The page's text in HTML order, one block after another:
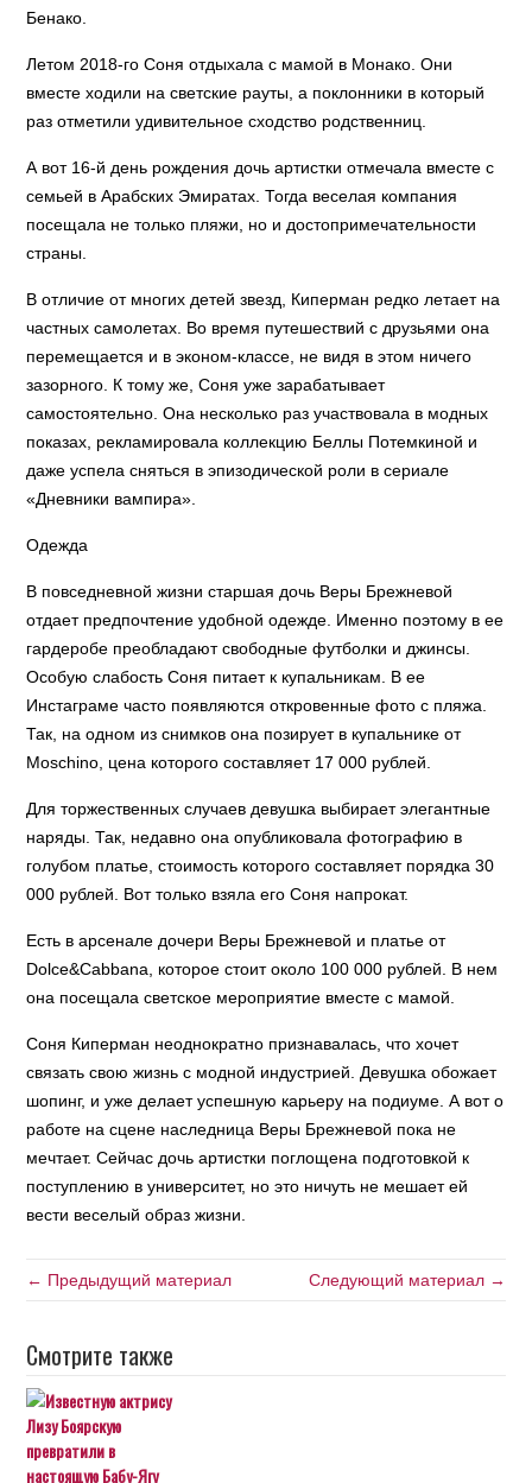
Бенако.
Летом 2018-го Соня отдыхала с мамой в Монако. Они
вместе ходили на светские рауты, а поклонники в который
раз отметили удивительное сходство родственниц.
А вот 16-й день рождения дочь артистки отмечала вместе с
семьей в Арабских Эмиратах. Тогда веселая компания
посещала не только пляжи, но и достопримечательности
страны.
В отличие от многих детей звезд, Киперман редко летает на
частных самолетах. Во время путешествий с друзьями она
перемещается и в эконом-классе, не видя в этом ничего
зазорного. К тому же, Соня уже зарабатывает
самостоятельно. Она несколько раз участвовала в модных
показах, рекламировала коллекцию Беллы Потемкиной и
даже успела сняться в эпизодической роли в сериале
«Дневники вампира».
Одежда
В повседневной жизни старшая дочь Веры Брежневой
отдает предпочтение удобной одежде. Именно поэтому в ее
гардеробе преобладают свободные футболки и джинсы.
Особую слабость Соня питает к купальникам. В ее
Инстаграме часто появляются откровенные фото с пляжа.
Так, на одном из снимков она позирует в купальнике от
Moschino, цена которого составляет 17 000 рублей.
Для торжественных случаев девушка выбирает элегантные
наряды. Так, недавно она опубликовала фотографию в
голубом платье, стоимость которого составляет порядка 30
000 рублей. Вот только взяла его Соня напрокат.
Есть в арсенале дочери Веры Брежневой и платье от
Dolce&Cabbana, которое стоит около 100 000 рублей. В нем
она посещала светское мероприятие вместе с мамой.
Соня Киперман неоднократно признавалась, что хочет
связать свою жизнь с модной индустрией. Девушка обожает
шопинг, и уже делает успешную карьеру на подиуме. А вот о
работе на сцене наследница Веры Брежневой пока не
мечтает. Сейчас дочь артистки поглощена подготовкой к
поступлению в университет, но это ничуть не мешает ей
вести веселый образ жизни.
← Предыдущий материал Следующий материал →
Смотрите также